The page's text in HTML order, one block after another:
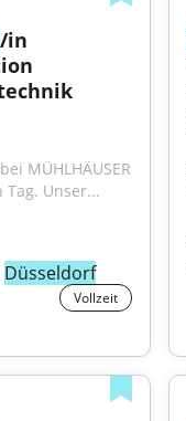
/in
MÜHLHÄUSER
Unser...
Düsseldorf
Vollzeit